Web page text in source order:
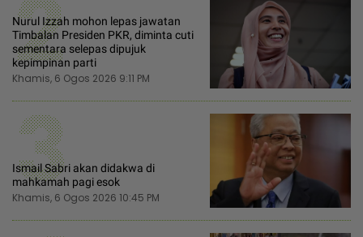
2
Nurul Izzah mohon lepas jawatan
Timbalan Presiden PKR, diminta cuti
sementara selepas dipujuk
kepimpinan parti
Khamis, 6 Ogos 2026 9:11 PM
3
Ismail Sabri akan didakwa di
mahkamah pagi esok
Khamis, 6 Ogos 2026 10:45 PM